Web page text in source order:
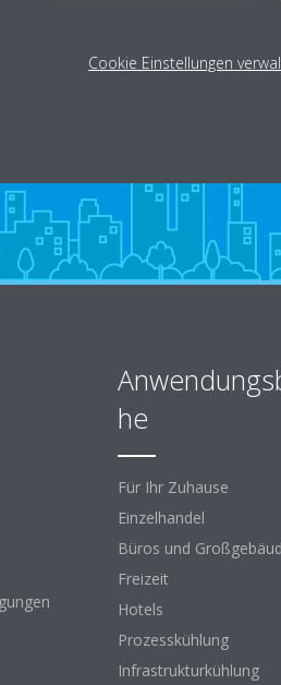
erhalten
he
Für Ihr Zuhause
Einzelhandel
Büros und
Freizeit
Hotels
Prozesskühlung
Infrastrukturkühlung
Cookie Einstellungen